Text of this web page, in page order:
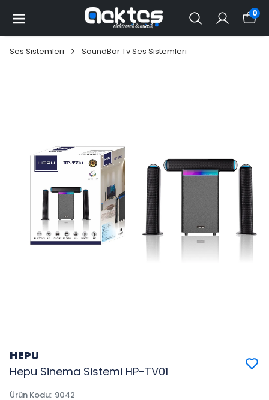
0
Ses Sistemleri SoundBar Tv Ses Sistemleri
HEPU
Hepu Sinema Sistemi HP-TV01
Ürün Kodu: 9042